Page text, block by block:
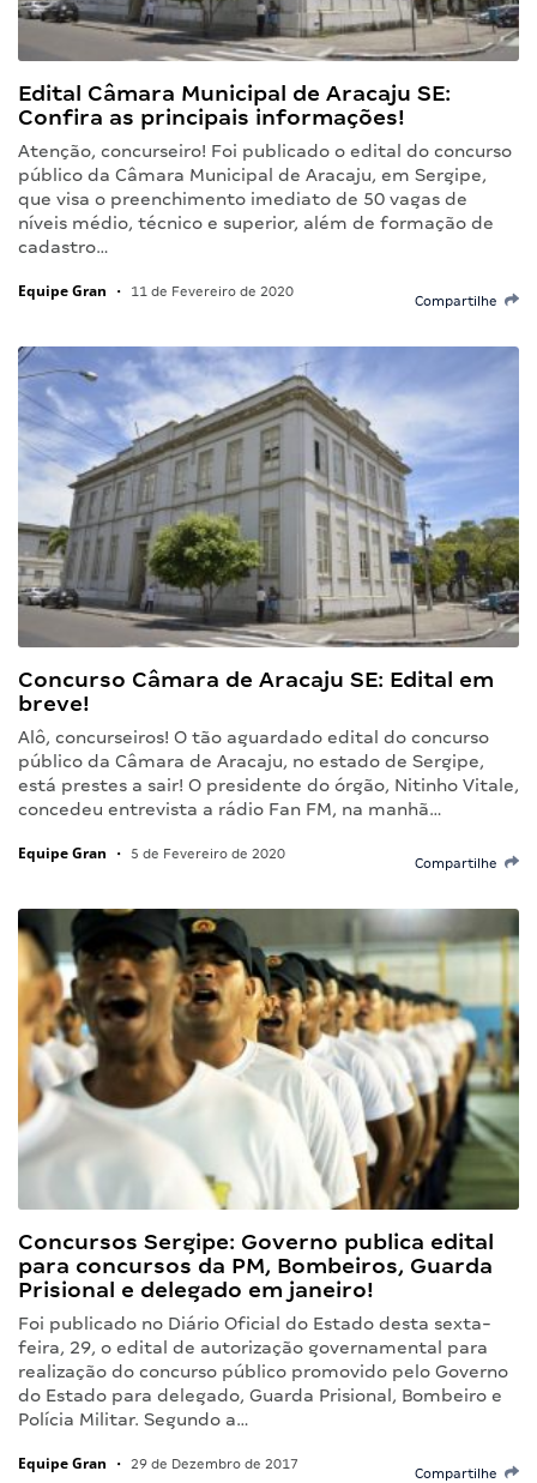
Edital Câmara Municipal de Aracaju SE:
Confira as principais informações!
Atenção, concurseiro! Foi publicado o edital do concurso
público da Câmara Municipal de Aracaju, em Sergipe,
que visa o preenchimento imediato de 50 vagas de
níveis médio, técnico e superior, além de formação de
cadastro…
Equipe Gran • 11 de Fevereiro de 2020
Compartilhe
Concurso Câmara de Aracaju SE: Edital em
breve!
Alô, concurseiros! O tão aguardado edital do concurso
público da Câmara de Aracaju, no estado de Sergipe,
está prestes a sair! O presidente do órgão, Nitinho Vitale,
concedeu entrevista a rádio Fan FM, na manhã…
Equipe Gran • 5 de Fevereiro de 2020
Compartilhe
Concursos Sergipe: Governo publica edital
para concursos da PM, Bombeiros, Guarda
Prisional e delegado em janeiro!
Foi publicado no Diário Oficial do Estado desta sexta-
feira, 29, o edital de autorização governamental para
realização do concurso público promovido pelo Governo
do Estado para delegado, Guarda Prisional, Bombeiro e
Polícia Militar. Segundo a…
Equipe Gran • 29 de Dezembro de 2017
Compartilhe